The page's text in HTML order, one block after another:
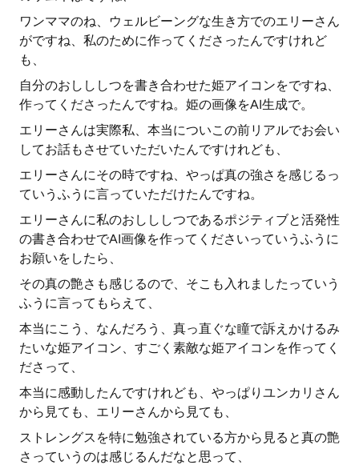
ワンママのね、ウェルビーングな生き方でのエリーさん
がですね、私のために作ってくださったんですけれど
も、
自分のおしししつを書き合わせた姫アイコンをですね、
作ってくださったんですね。姫の画像をAI生成で。
エリーさんは実際私、本当についこの前リアルでお会い
してお話もさせていただいたんですけれども、
エリーさんにその時ですね、やっぱ真の強さを感じるっ
ていうふうに言っていただけたんですね。
エリーさんに私のおしししつであるポジティブと活発性
の書き合わせでAI画像を作ってくださいっていうふうに
お願いをしたら、
その真の艶さも感じるので、そこも入れましたっていう
ふうに言ってもらえて、
本当にこう、なんだろう、真っ直ぐな瞳で訴えかけるみ
たいな姫アイコン、すごく素敵な姫アイコンを作ってく
ださって、
本当に感動したんですけれども、やっぱりユンカリさん
から見ても、エリーさんから見ても、
ストレングスを特に勉強されている方から見ると真の艶
さっていうのは感じるんだなと思って、